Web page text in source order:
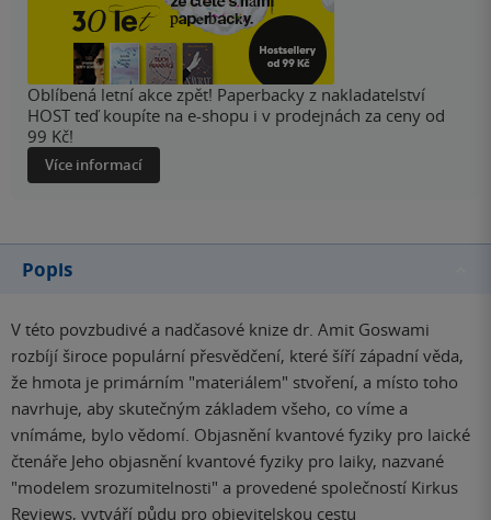
Oblíbená letní akce zpět! Paperbacky z nakladatelství
HOST teď koupíte na e-shopu i v prodejnách za ceny od
99 Kč!
Více informací
Popis
V této povzbudivé a nadčasové knize dr. Amit Goswami
rozbíjí široce populární přesvědčení, které šíří západní věda,
že hmota je primárním "materiálem" stvoření, a místo toho
navrhuje, aby skutečným základem všeho, co víme a
vnímáme, bylo vědomí. Objasnění kvantové fyziky pro laické
čtenáře Jeho objasnění kvantové fyziky pro laiky, nazvané
"modelem srozumitelnosti" a provedené společností Kirkus
Reviews, vytváří půdu pro objevitelskou cestu